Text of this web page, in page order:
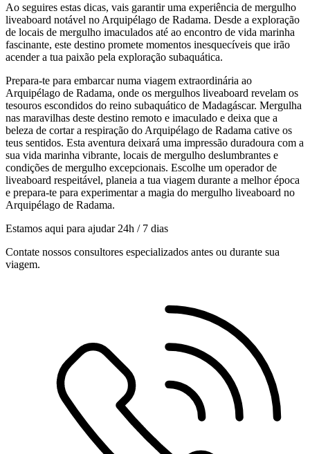
Ao seguires estas dicas, vais garantir uma experiência de mergulho
liveaboard notável no Arquipélago de Radama. Desde a exploração
de locais de mergulho imaculados até ao encontro de vida marinha
fascinante, este destino promete momentos inesquecíveis que irão
acender a tua paixão pela exploração subaquática.
Prepara-te para embarcar numa viagem extraordinária ao
Arquipélago de Radama, onde os mergulhos liveaboard revelam os
tesouros escondidos do reino subaquático de Madagáscar. Mergulha
nas maravilhas deste destino remoto e imaculado e deixa que a
beleza de cortar a respiração do Arquipélago de Radama cative os
teus sentidos. Esta aventura deixará uma impressão duradoura com a
sua vida marinha vibrante, locais de mergulho deslumbrantes e
condições de mergulho excepcionais. Escolhe um operador de
liveaboard respeitável, planeia a tua viagem durante a melhor época
e prepara-te para experimentar a magia do mergulho liveaboard no
Arquipélago de Radama.
Estamos aqui para ajudar 24h / 7 dias
Contate nossos consultores especializados antes ou durante sua
viagem.